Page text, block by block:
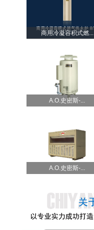
商用冷凝容积式燃...
A.O.史密斯-...
A.O.史密斯-...